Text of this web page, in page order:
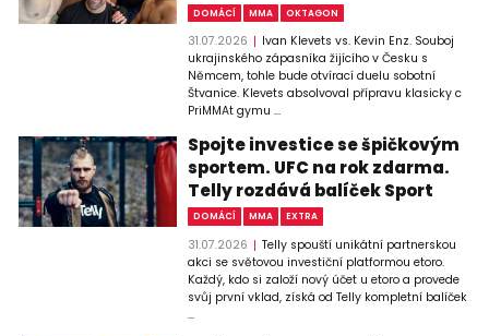
DOMÁCÍ MMA OKTAGON
31.07.2026
Ivan Klevets vs. Kevin Enz. Souboj
ukrajinského zápasníka žijícího v Česku s
Němcem, tohle bude otvírací duelu sobotní
Štvanice. Klevets absolvoval přípravu klasicky c
PriMMAt gymu ...
Spojte investice se špičkovým
sportem. UFC na rok zdarma.
Telly rozdává balíček Sport
DOMÁCÍ MMA EXTRA
31.07.2026
Telly spouští unikátní partnerskou
akci se světovou investiční platformou etoro.
Každý, kdo si založí nový účet u etoro a provede
svůj první vklad, získá od Telly kompletní balíček
...